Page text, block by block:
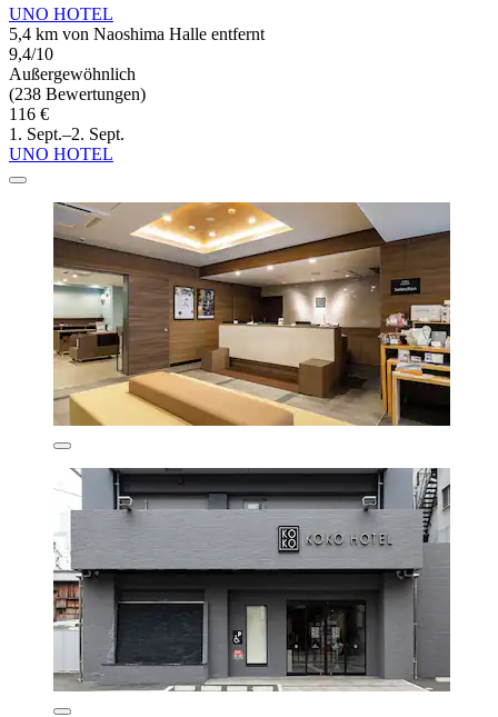
UNO HOTEL
5,4 km von Naoshima Halle entfernt
9,4/10
Außergewöhnlich
(238 Bewertungen)
116 €
1. Sept.–2. Sept.
UNO HOTEL